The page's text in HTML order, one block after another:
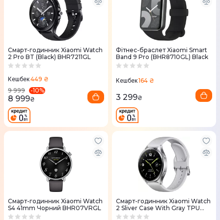
Смарт-годинник Xiaomi Watch
2 Pro BT (Black) BHR7211GL
Кешбек449 ₴
9 999
-10%
8 999₴
Фітнес-браслет Xiaomi Smart
Band 9 Pro (BHR8710GL) Black
Кешбек164 ₴
3 299₴
Смарт-годинник Xiaomi Watch
S4 41mm Чорний BHR07VRGL
Смарт-годинник Xiaomi Watch
2 Sliver Case With Gray TPU
Strap